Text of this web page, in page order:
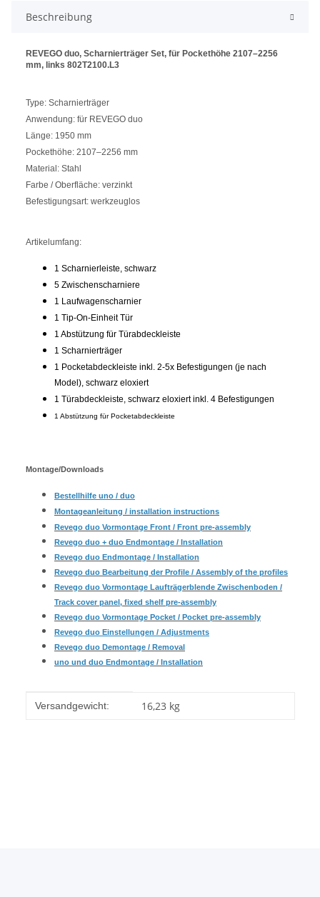
Beschreibung
REVEGO duo, Scharnierträger Set, für Pockethöhe 2107–2256
mm, links 802T2100.L3
Type: Scharnierträger
Anwendung: für REVEGO duo
Länge: 1950 mm
Pockethöhe: 2107–2256 mm
Material: Stahl
Farbe / Oberfläche: verzinkt
Befestigungsart: werkzeuglos
Artikelumfang:
1 Scharnierleiste, schwarz
5 Zwischenscharniere
1 Laufwagenscharnier
1 Tip-On-Einheit Tür
1 Abstützung für Türabdeckleiste
1 Scharnierträger
1 Pocketabdeckleiste inkl. 2-5x Befestigungen (je nach
Model), schwarz eloxiert
1 Türabdeckleiste, schwarz eloxiert inkl. 4 Befestigungen
1 Abstützung für Pocketabdeckleiste
Montage/Downloads
Bestellhilfe uno / duo
Montageanleitung / installation instructions
Revego duo Vormontage Front / Front pre-assembly
Revego duo + duo Endmontage / Installation
Revego duo Endmontage / Installation
Revego duo Bearbeitung der Profile / Assembly of the profiles
Revego duo Vormontage Laufträgerblende Zwischenboden /
Track cover panel, fixed shelf pre-assembly
Revego duo Vormontage Pocket / Pocket pre-assembly
Revego duo Einstellungen / Adjustments
Revego duo Demontage / Removal
uno und duo Endmontage / Installation
Produkteigenschaft
Wert
Versandgewicht: 16,23 kg